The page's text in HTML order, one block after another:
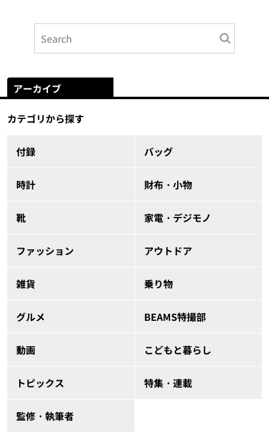
アーカイブ
カテゴリから探す
付録 バッグ
時計 財布・小物
靴 家電・デジモノ
ファッション アウトドア
雑貨 乗り物
グルメ BEAMS特撮部
動画 こどもと暮らし
トピックス 特集・連載
監修・執筆者